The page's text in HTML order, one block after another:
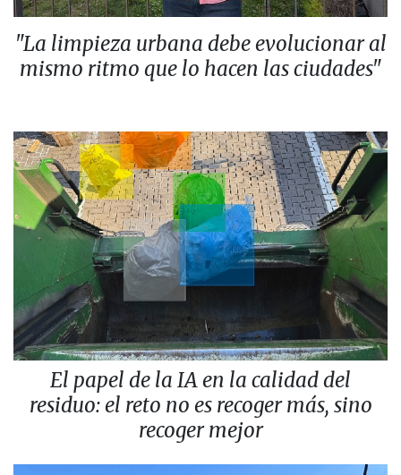
"La limpieza urbana debe evolucionar al
mismo ritmo que lo hacen las ciudades"
El papel de la IA en la calidad del
residuo: el reto no es recoger más, sino
recoger mejor